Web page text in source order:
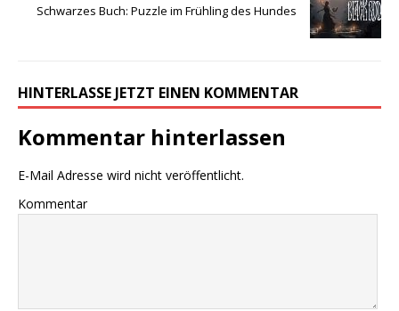
Schwarzes Buch: Puzzle im Frühling des Hundes
HINTERLASSE JETZT EINEN KOMMENTAR
Kommentar hinterlassen
E-Mail Adresse wird nicht veröffentlicht.
Kommentar